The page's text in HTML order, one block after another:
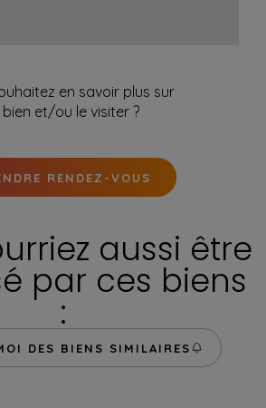
en savoir plus sur
bien et/ou le visiter ?
RENDEZ-VOUS
aussi être
par ces biens
:
DES BIENS SIMILAIRES